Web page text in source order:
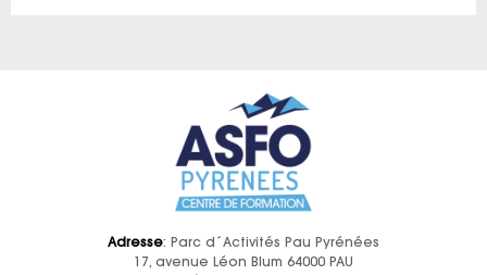
Adresse: Parc d´Activités Pau Pyrénées
17, avenue Léon Blum 64000 PAU